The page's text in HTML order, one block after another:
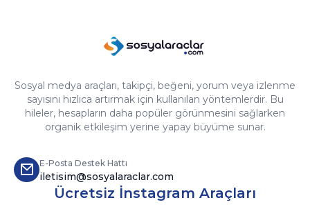
olarak katılımını sağlayan yayınlar,
genellikle daha uzun süre izlenir ve daha
Canlı yayınımdaki etkileşimleri artırmak
için neler yapabilirim?
Yorumlara hızlı bir şekilde yanıt vermek.
İzleyicilere yayın içeriği hakkında fikirlerini
sormak.
Sosyal medya araçları, takipçi, beğeni, yorum veya izlenme
sayısını hızlıca artırmak için kullanılan yöntemlerdir. Bu
hileler, hesapların daha popüler görünmesini sağlarken
organik etkileşim yerine yapay büyüme sunar.
E-Posta Destek Hattı
iletisim@sosyalaraclar.com
Ücretsiz İnstagram Araçları